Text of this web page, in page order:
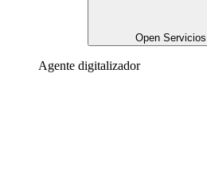
Open Servicios
Agente digitalizador